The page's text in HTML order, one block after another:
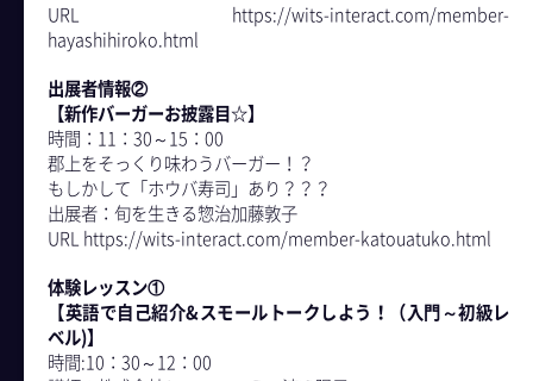
URL https://wits-interact.com/member-
hayashihiroko.html
出展者情報②
【新作バーガーお披露目☆】
時間：11：30～15：00
郡上をそっくり味わうバーガー！？
もしかして「ホウバ寿司」あり？？？
出展者：旬を生きる惣治加藤敦子
URL https://wits-interact.com/member-katouatuko.html
体験レッスン①
【英語で自己紹介&スモールトークしよう！（入門～初級レ
ベル)】
時間:10：30～12：00